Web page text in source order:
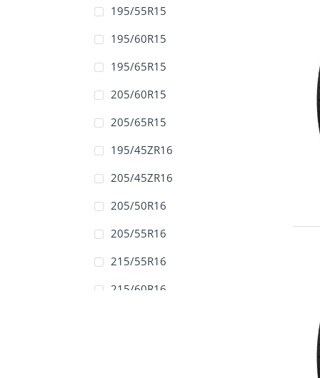
195/55R15
195/60R15
195/65R15
205/60R15
205/65R15
195/45ZR16
205/45ZR16
205/50R16
205/55R16
215/55R16
215/60R16